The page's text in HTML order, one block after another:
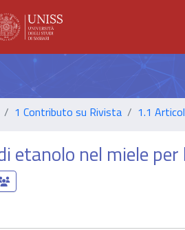
1 Contributo su Rivista 1.1
etanolo nel miele